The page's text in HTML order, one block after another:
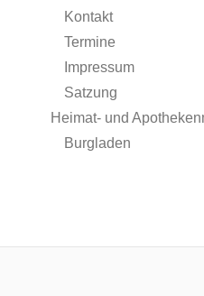
Kontakt
Termine
Impressum
Satzung
Heimat- und
Burgladen